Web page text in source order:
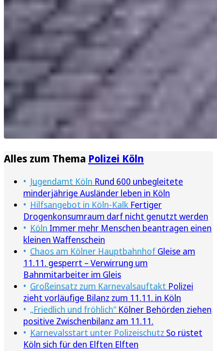
Alles zum Thema Polizei Köln
Jugendamt Köln Rund 600 unbegleitete
minderjährige Ausländer leben in Köln
Hilfsangebot in Köln-Kalk Fertiger
Drogenkonsumraum darf nicht genutzt werden
Köln Immer mehr Menschen beantragen einen
kleinen Waffenschein
Chaos am Kölner Hauptbahnhof Gleise am
11.11. gesperrt – Verwirrung um
Bahnmitarbeiter im Gleis
Großeinsatz zum Karnevalsauftakt Polizei
zieht vorläufige Bilanz zum 11.11. in Köln
„Friedlich und fröhlich“ Kölner Behörden ziehen
positive Zwischenbilanz am 11.11.
Karnevalsstart unter Polizeischutz So rüstet
Köln sich für den Elften Elften